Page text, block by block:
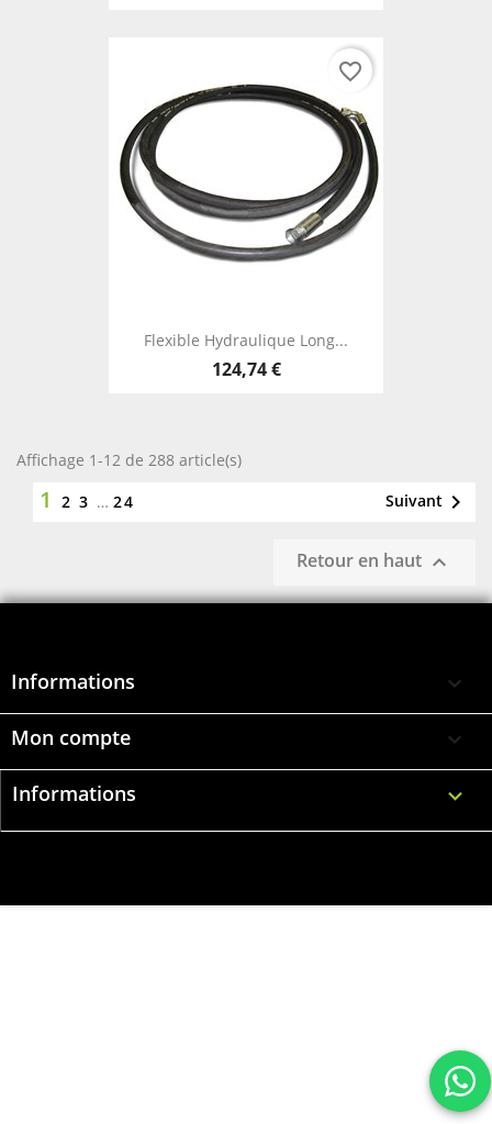
Flexible Hydraulique Long...
124,74 €
favorite_border
Affichage 1-12 de 288 article(s)
1 2 3 … 24 Suivant 
Retour en haut 
Informations 
Mon compte 
Informations keyboard_arrow_down